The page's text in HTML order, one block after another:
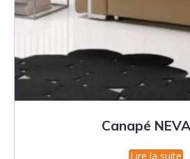
Canapé
Lire la suite